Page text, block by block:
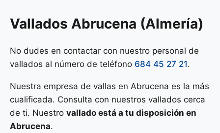
Vallados Abrucena (Almería)
No dudes en contactar con nuestro personal de
vallados al número de teléfono 684 45 27 21.
Nuestra empresa de vallas en Abrucena es la más
cualificada. Consulta con nuestros vallados cerca
de ti. Nuestro vallado está a tu disposición en
Abrucena.